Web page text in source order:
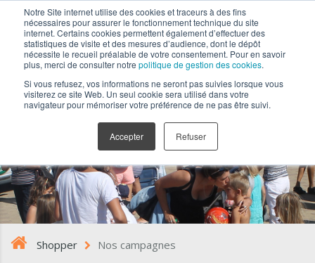
Notre Site internet utilise des cookies et traceurs à des fins
nécessaires pour assurer le fonctionnement technique du site
internet. Certains cookies permettent également d’effectuer des
statistiques de visite et des mesures d’audience, dont le dépôt
nécessite le recueil préalable de votre consentement. Pour en savoir
plus, merci de consulter notre politique de gestion des cookies.
Si vous refusez, vos informations ne seront pas suivies lorsque vous
visiterez ce site Web. Un seul cookie sera utilisé dans votre
navigateur pour mémoriser votre préférence de ne pas être suivi.
Accepter Refuser
Nos campagnes
Shopper Nos campagnes